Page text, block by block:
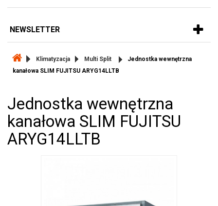
NEWSLETTER
Klimatyzacja Multi Split
Jednostka wewnętrzna
kanałowa SLIM FUJITSU ARYG14LLTB
Jednostka wewnętrzna
kanałowa SLIM FUJITSU
ARYG14LLTB